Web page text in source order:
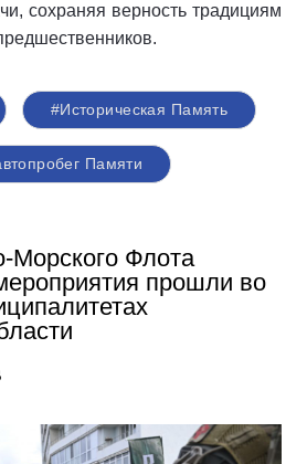
сохраняя верность традициям
#Историческая Память
Памяти
Морского Флота
прошли во